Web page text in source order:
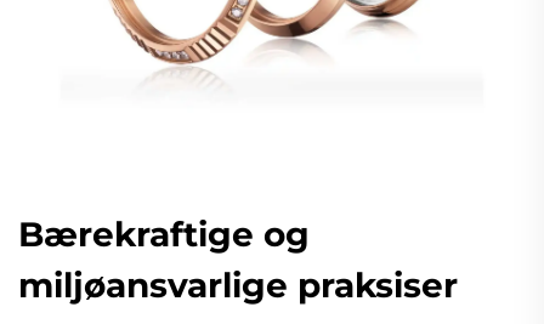
Bærekraftige og
miljøansvarlige praksiser